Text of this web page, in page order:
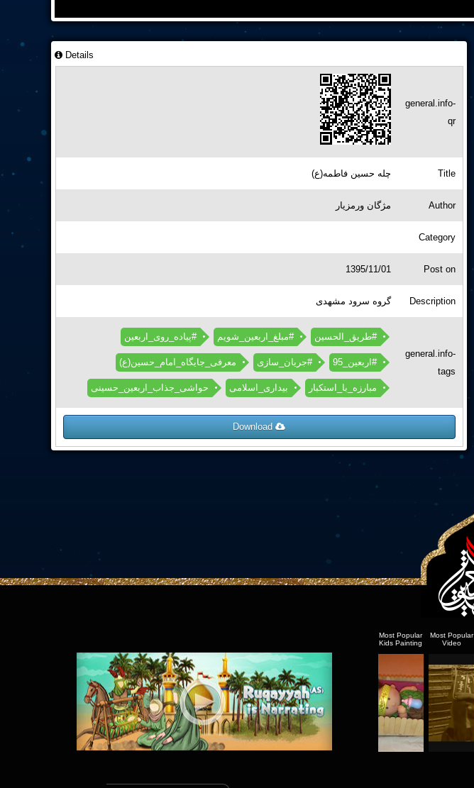
Details
general.info-
qr
Title چله حسین فاطمه(ع)
Author مژگان ورمزیار
Category
Post on
1395/11/01
Description گروه سرود مشهدی
general.info-
tags
#طریق_الحسین #مبلغ_اربعین_شویم #پیاده_روی_اربعین
#اربعین_95 #جریان_سازی معرفی_جایگاه_امام_حسین(ع)
مبارزه_با_استکبار بیداری_اسلامی حواشی_جذاب_اربعین_حسینی
Download
Most Popular
Kids Painting
Most Popular
Video